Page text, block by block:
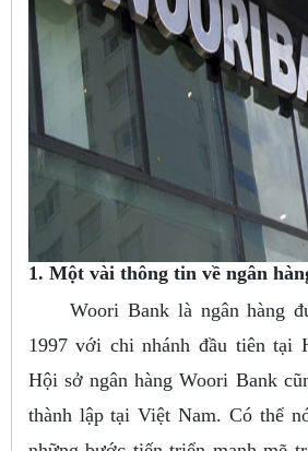
1. Một vài thông tin về ngân
Woori Bank là ngân hàng
1997 với chi nhánh đầu tiên tại
Hội sở ngân hàng Woori Bank
thành lập tại Việt Nam. Có thể